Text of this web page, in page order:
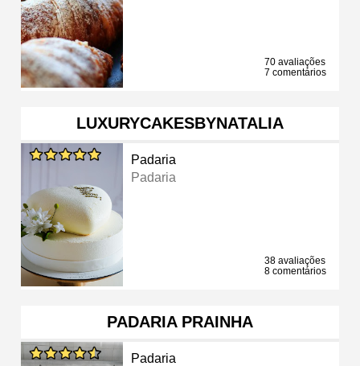
70 avaliações
7 comentários
LUXURYCAKESBYNATALIA
Padaria
Padaria
38 avaliações
8 comentários
PADARIA PRAINHA
Padaria